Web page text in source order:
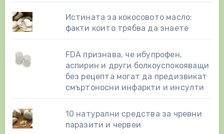
Истината за кокосовото масло:
факти които трябва да знаете
FDA признава, че ибупрофен,
аспирин и други болкоуспокояващи
без рецепта могат да предизвикат
смъртоносни инфаркти и инсулти
10 натурални средства за чревни
паразити и червеи